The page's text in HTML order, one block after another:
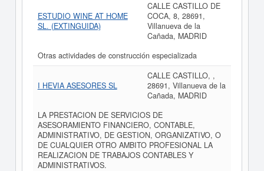
ESTUDIO WINE AT HOME
SL. (EXTINGUIDA)
CALLE CASTILLO DE
COCA, 8, 28691,
Villanueva de la
Cañada, MADRID
Otras actividades de construcción especializada
I HEVIA ASESORES SL
CALLE CASTILLO, ,
28691, Villanueva de la
Cañada, MADRID
LA PRESTACION DE SERVICIOS DE
ASESORAMIENTO FINANCIERO, CONTABLE,
ADMINISTRATIVO, DE GESTION, ORGANIZATIVO, O
DE CUALQUIER OTRO AMBITO PROFESIONAL LA
REALIZACION DE TRABAJOS CONTABLES Y
ADMINISTRATIVOS.